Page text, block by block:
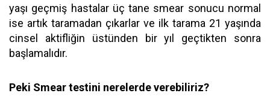
yaşı geçmiş hastalar üç tane smear sonucu normal
ise artık taramadan çıkarlar ve ilk tarama 21 yaşında
cinsel aktifliğin üstünden bir yıl geçtikten sonra
başlamalıdır.
Peki Smear testini nerelerde verebiliriz?